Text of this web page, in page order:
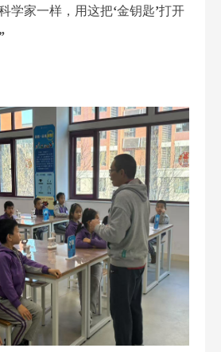
学家一样， 用这把‘金钥匙’打开